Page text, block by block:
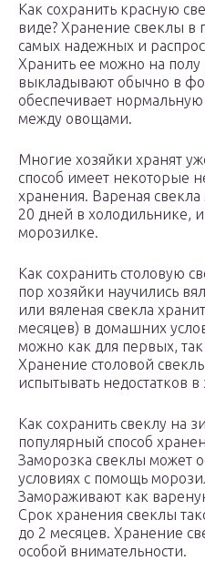
Как сохранить красную
виде? Хранение свеклы в
самых надежных и
Хранить ее можно на полу
выкладывают обычно в
обеспечивает
между овощами.
Многие хозяйки хранят
способ имеет некоторые
хранения. Вареная
20 дней в холодильнике,
морозилке.
Как сохранить столовую
пор хозяйки научились
или вяленая свекла
месяцев) в домашних
можно как для первых,
Хранение столовой
испытывать недостатков в
Как сохранить свеклу на
популярный способ
Заморозка свеклы может
условиях с помощь
Замораживают как
Срок хранения свеклы
до 2 месяцев. Хранение
особой внимательности.